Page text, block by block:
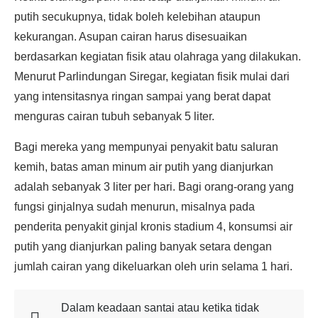
putih secukupnya, tidak boleh kelebihan ataupun
kekurangan. Asupan cairan harus disesuaikan
berdasarkan kegiatan fisik atau olahraga yang dilakukan.
Menurut Parlindungan Siregar, kegiatan fisik mulai dari
yang intensitasnya ringan sampai yang berat dapat
menguras cairan tubuh sebanyak 5 liter.
Bagi mereka yang mempunyai penyakit batu saluran
kemih, batas aman minum air putih yang dianjurkan
adalah sebanyak 3 liter per hari. Bagi orang-orang yang
fungsi ginjalnya sudah menurun, misalnya pada
penderita penyakit ginjal kronis stadium 4, konsumsi air
putih yang dianjurkan paling banyak setara dengan
jumlah cairan yang dikeluarkan oleh urin selama 1 hari.
Dalam keadaan santai atau ketika tidak